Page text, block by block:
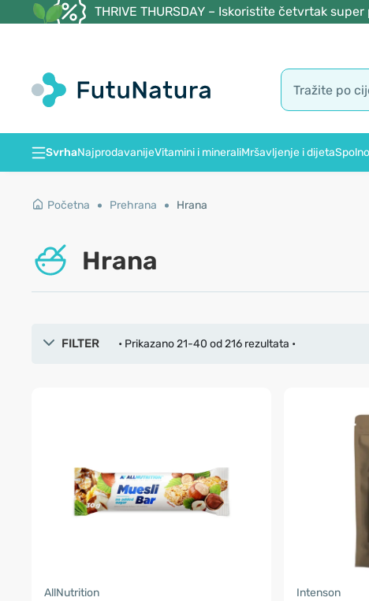
THRIVE THURSDAY – Iskoristite četvrtak
SvrhaNajprodavanijeVitamini i mineraliMršavljenje i dijeta
Početna Prehrana Hrana
Hrana
FILTER • Prikazano 21-40 od 216 rezultata •
AllNutrition Intenson